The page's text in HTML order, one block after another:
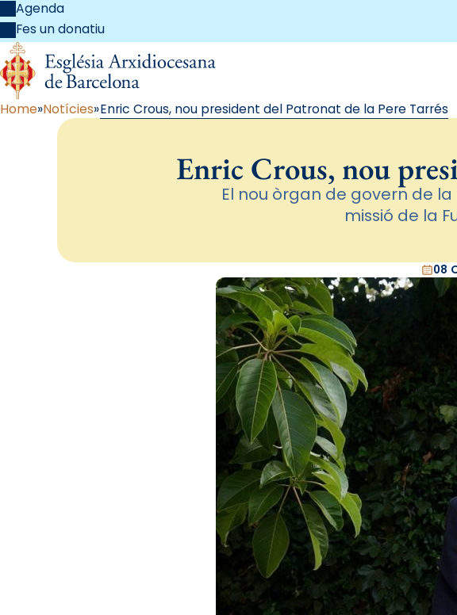
Agenda
Fes un donatiu
Home Notícies Enric Crous, nou president del Patronat de la Pere Tarrés
Enric Crous, nou
El nou òrgan de govern de
missió de la
08